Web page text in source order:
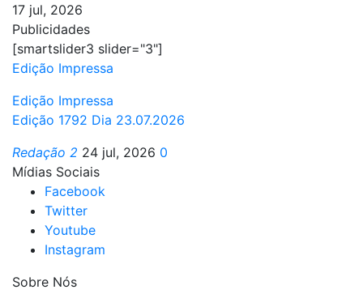
17 jul, 2026
Publicidades
[smartslider3 slider="3"]
Edição Impressa
Edição Impressa
Edição 1792 Dia 23.07.2026
Redação 2 24 jul, 2026 0
Mídias Sociais
Facebook
Twitter
Youtube
Instagram
Sobre Nós